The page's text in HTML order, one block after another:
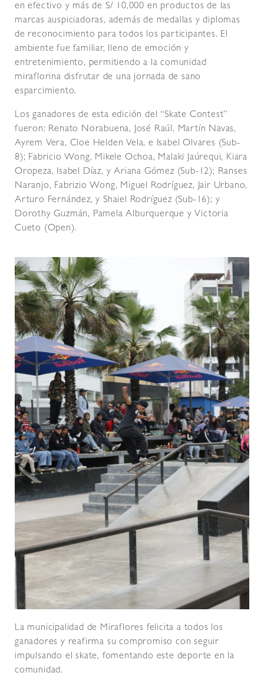
en efectivo y más de S/ 10,000 en productos de las
marcas auspiciadoras, además de medallas y diplomas
de reconocimiento para todos los participantes. El
ambiente fue familiar, lleno de emoción y
entretenimiento, permitiendo a la comunidad
miraflorina disfrutar de una jornada de sano
esparcimiento.
Los ganadores de esta edición del “Skate Contest”
fueron: Renato Norabuena, José Raúl, Martín Navas,
Ayrem Vera, Cloe Helden Vela, e Isabel Olvares (Sub-
8); Fabricio Wong, Mikele Ochoa, Malaki Jaúrequi, Kiara
Oropeza, Isabel Díaz, y Ariana Gómez (Sub-12); Ranses
Naranjo, Fabrizio Wong, Miguel Rodríguez, Jair Urbano,
Arturo Fernández, y Shaiel Rodríguez (Sub-16); y
Dorothy Guzmán, Pamela Alburquerque y Victoria
Cueto (Open).
La municipalidad de Miraflores felicita a todos los
ganadores y reafirma su compromiso con seguir
impulsando el skate, fomentando este deporte en la
comunidad.